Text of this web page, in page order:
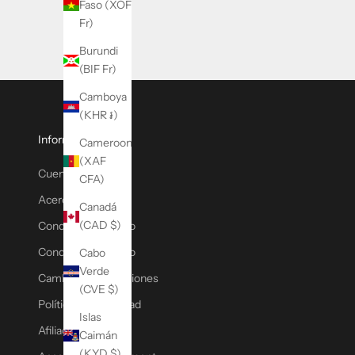
Faso (XOF
Fr)
Burundi
(BIF Fr)
Camboya
(KHR ៛)
Cameroon
(XAF
CFA)
Canadá
(CAD $)
Cabo
Verde
(CVE $)
Islas
Caimán
r
Información
Cuenta
Acerca de MW
Condiciones de uso
Condiciones de uso
Cambios y devoluciones
Política de privacidad
Afiliado